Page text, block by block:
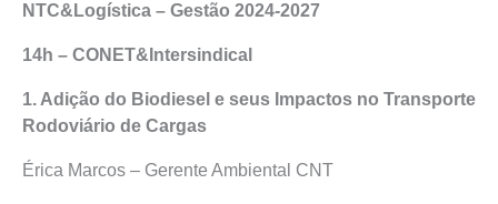
NTC&Logística – Gestão 2024-2027
14h – CONET&Intersindical
1. Adição do Biodiesel e seus Impactos no Transporte
Rodoviário de Cargas
Érica Marcos – Gerente Ambiental CNT